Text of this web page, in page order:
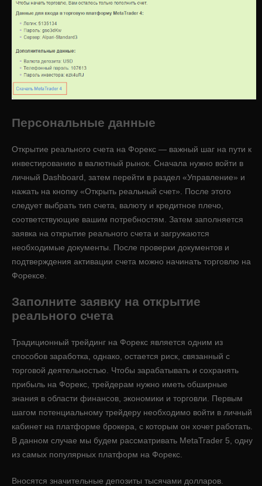
Персональные данные
Открытие реального счета на Форекс — важный шаг на пути к
инвестированию в валютный рынок. Сначала нужно войти в
личный Dashboard, затем перейти в раздел «Управление» и
нажать на кнопку «Открыть реальный счет». После этого
следует выбрать тип счета, валюту и кредитное плечо,
соответствующие вашим потребностям. Затем заполняется
заявка на открытие реального счета и загружаются
необходимые документы. После проверки документов и
подтверждения активации счета можно начинать торговлю на
Форексе.
Заполните заявку на открытие
реального счета
Традиционный трейдинг на Форекс является одним из
способов заработка, однако, остается риск, связанный с
торговой деятельностью. Чтобы зарабатывать и сохранять
прибыль на Форекс, трейдерам нужно иметь обширные
знания в области финансов, экономики и торговли. Первым
шагом потенциальному трейдеру необходимо войти в личный
кабинет на платформе брокера, с которым он хочет работать.
В данном случае мы будем рассматривать MetaTrader 5, одну
из самых популярных платформ на Форекс.
Вносятся значительные депозиты тысячами долларов.